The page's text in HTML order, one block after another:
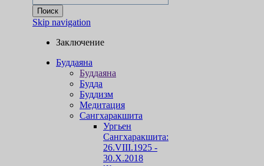
Skip navigation
Заключение
Буддаяна
Буддаяна
Будда
Буддизм
Медитация
Сангхаракшита
Ургьен
Сангхаракшита:
26.VIII.1925 -
30.X.2018